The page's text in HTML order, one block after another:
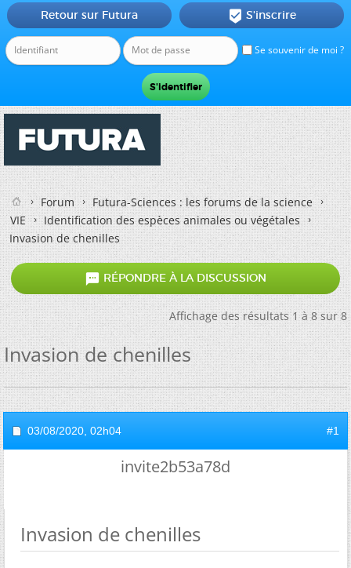
Se souvenir de moi ?
Retour sur Futura  S'inscrire
Forum
Futura-Sciences : les forums de la science
VIE
Identification des espèces animales ou végétales
Invasion de chenilles
 RÉPONDRE À LA DISCUSSION
Affichage des résultats 1 à 8 sur 8
Invasion de chenilles
03/08/2020, 02h04 #1
invite2b53a78d
Invasion de chenilles